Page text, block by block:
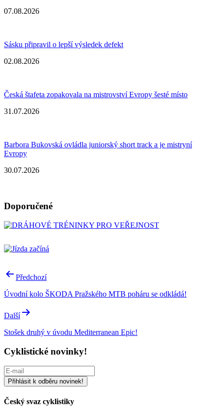
07.08.2026
Sásku připravil o lepší výsledek defekt
02.08.2026
Česká štafeta zopakovala na mistrovství Evropy šesté místo
31.07.2026
Barbora Bukovská ovládla juniorský short track a je mistryní
Evropy
30.07.2026
Doporučené
Navigace
pro
příspěvek
Předchozí
Úvodní kolo ŠKODA Pražského MTB poháru se odkládá!
Další
Stošek druhý v úvodu Mediterranean Epic!
Cyklistické novinky!
Český svaz cyklistiky